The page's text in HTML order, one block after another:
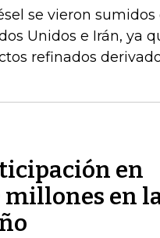
se vieron sumidos
Unidos e Irán, ya
refinados
en
millones en